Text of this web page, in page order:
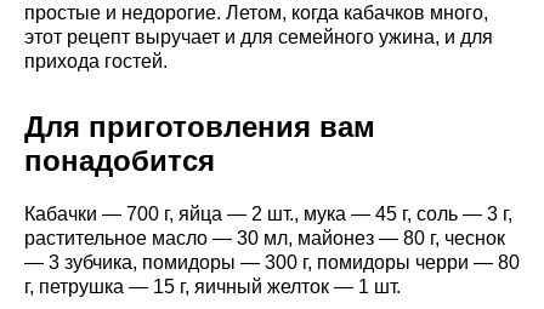
простые и недорогие. Летом, когда кабачков много,
этот рецепт выручает и для семейного ужина, и для
прихода гостей.
Для приготовления вам
понадобится
Кабачки — 700 г, яйца — 2 шт., мука — 45 г, соль — 3 г,
растительное масло — 30 мл, майонез — 80 г, чеснок
— 3 зубчика, помидоры — 300 г, помидоры черри — 80
г, петрушка — 15 г, яичный желток — 1 шт.